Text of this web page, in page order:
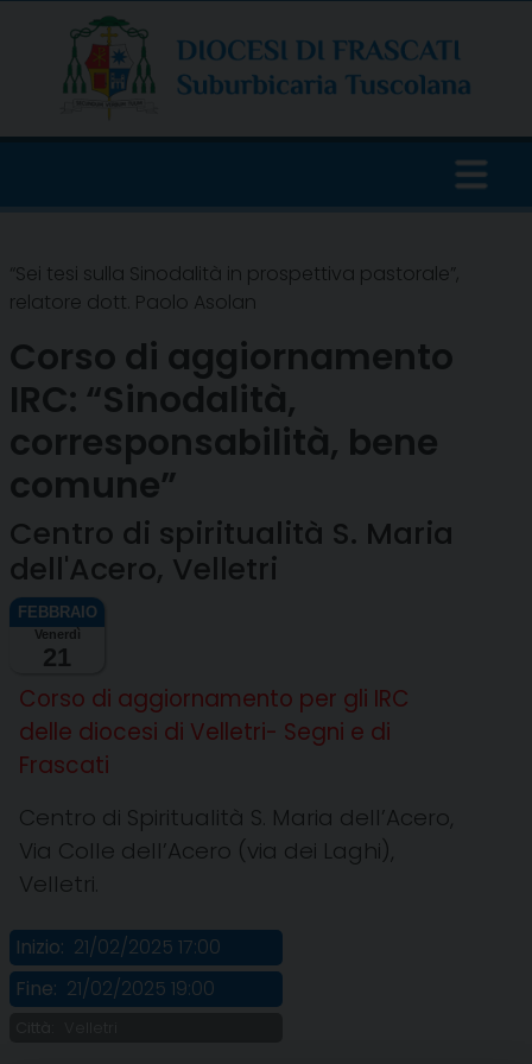
content
“Sei tesi sulla Sinodalità in prospettiva pastorale”,
relatore dott. Paolo Asolan
Corso di aggiornamento
IRC: “Sinodalità,
corresponsabilità, bene
comune”
Centro di spiritualità S. Maria
dell'Acero, Velletri
Venerdì
21
Corso di aggiornamento per gli IRC
delle diocesi di Velletri- Segni e di
Frascati
Centro di Spiritualità S. Maria dell’Acero,
Via Colle dell’Acero (via dei Laghi),
Velletri.
Inizio: 21/02/2025 17:00
Fine: 21/02/2025 19:00